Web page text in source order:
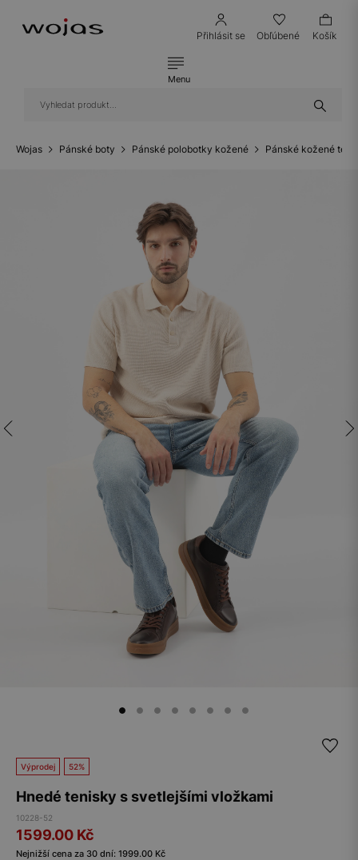
Přihlásit se Obľúbené Košík
Menu
Wojas Pánské boty Pánské polobotky kožené Pánské kožené
Výprodej 52%
Hnedé tenisky s svetlejšími vložkami
10228-52
1599.00 Kč
Nejnižší cena za 30 dní: 1999.00 Kč